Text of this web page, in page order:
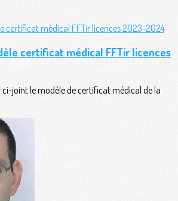
certificat médical FFTir licences
ci-joint le modèle de certificat médical de la